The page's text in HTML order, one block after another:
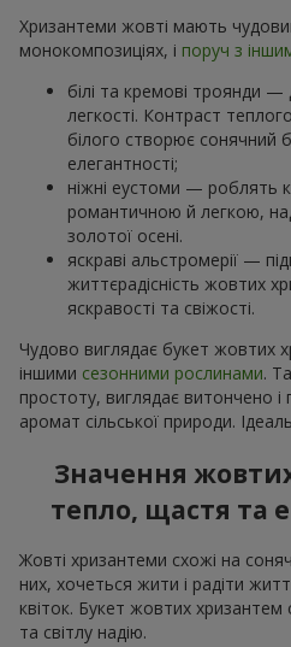
Хризантеми жовті мають
монокомпозиціях, і поруч з
білі та кремові троянди
легкості. Контраст
білого створює сонячний
елегантності;
ніжні еустоми — роблять
романтичною й легкою,
золотої осені.
яскраві альстромерії —
життєрадісність жовтих
яскравості та свіжості.
Чудово виглядає букет жовтих
іншими сезонними рослинами.
простоту, виглядає витончено і
аромат сільської природи.
Значення
тепло, щастя та
Жовті хризантеми схожі на
них, хочеться жити і радіти
квіток. Букет жовтих хризантем
та світлу надію.